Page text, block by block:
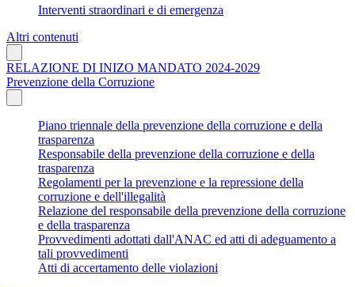
Interventi straordinari e di emergenza
Altri contenuti
RELAZIONE DI INIZO MANDATO 2024-2029
Prevenzione della Corruzione
Piano triennale della prevenzione della corruzione e della
trasparenza
Responsabile della prevenzione della corruzione e della
trasparenza
Regolamenti per la prevenzione e la repressione della
corruzione e dell'illegalità
Relazione del responsabile della prevenzione della corruzione
e della trasparenza
Provvedimenti adottati dall'ANAC ed atti di adeguamento a
tali provvedimenti
Atti di accertamento delle violazioni